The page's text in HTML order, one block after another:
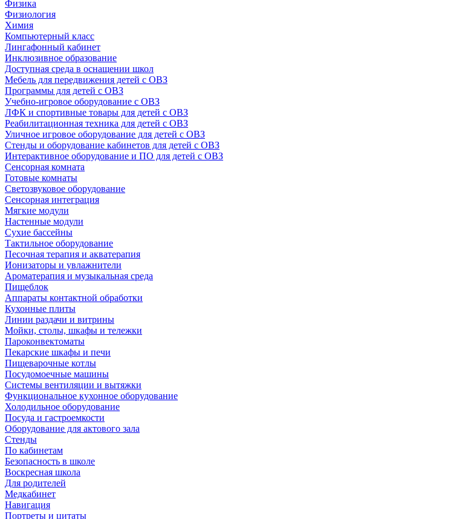
Физика
Физиология
Химия
Компьютерный класс
Лингафонный кабинет
Инклюзивное образование
Доступная среда в оснащении школ
Мебель для передвижения детей с ОВЗ
Программы для детей с ОВЗ
Учебно-игровое оборудование с ОВЗ
ЛФК и спортивные товары для детей с ОВЗ
Реабилитационная техника для детей с ОВЗ
Уличное игровое оборудование для детей с ОВЗ
Стенды и оборудование кабинетов для детей с ОВЗ
Интерактивное оборудование и ПО для детей с ОВЗ
Сенсорная комната
Готовые комнаты
Светозвуковое оборудование
Сенсорная интеграция
Мягкие модули
Настенные модули
Сухие бассейны
Тактильное оборудование
Песочная терапия и акватерапия
Ионизаторы и увлажнители
Ароматерапия и музыкальная среда
Пищеблок
Аппараты контактной обработки
Кухонные плиты
Линии раздачи и витрины
Мойки, столы, шкафы и тележки
Пароконвектоматы
Пекарские шкафы и печи
Пищеварочные котлы
Посудомоечные машины
Системы вентиляции и вытяжки
Функциональное кухонное оборудование
Холодильное оборудование
Посуда и гастроемкости
Оборудование для актового зала
Стенды
По кабинетам
Безопасность в школе
Воскресная школа
Для родителей
Медкабинет
Навигация
Портреты и цитаты